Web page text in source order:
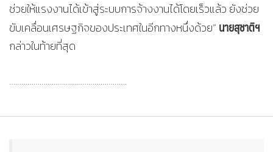
ช่วยให้แรงงานได้เข้าสู่ระบบการจ้างงานได้โดยเร็วแล้ว ยังช่วย
ขับเคลื่อนเศรษฐกิจของประเทศในอีกทางหนึ่งด้วย” นายสุชาติฯ
กล่าวในท้ายที่สุด
………………………………………………….